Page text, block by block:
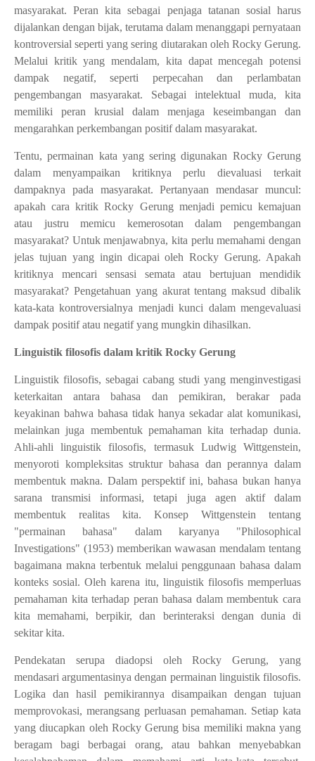
masyarakat. Peran kita sebagai penjaga tatanan sosial harus
dijalankan dengan bijak, terutama dalam menanggapi pernyataan
kontroversial seperti yang sering diutarakan oleh Rocky Gerung.
Melalui kritik yang mendalam, kita dapat mencegah potensi
dampak negatif, seperti perpecahan dan perlambatan
pengembangan masyarakat. Sebagai intelektual muda, kita
memiliki peran krusial dalam menjaga keseimbangan dan
mengarahkan perkembangan positif dalam masyarakat.
Tentu, permainan kata yang sering digunakan Rocky Gerung
dalam menyampaikan kritiknya perlu dievaluasi terkait
dampaknya pada masyarakat. Pertanyaan mendasar muncul:
apakah cara kritik Rocky Gerung menjadi pemicu kemajuan
atau justru memicu kemerosotan dalam pengembangan
masyarakat? Untuk menjawabnya, kita perlu memahami dengan
jelas tujuan yang ingin dicapai oleh Rocky Gerung. Apakah
kritiknya mencari sensasi semata atau bertujuan mendidik
masyarakat? Pengetahuan yang akurat tentang maksud dibalik
kata-kata kontroversialnya menjadi kunci dalam mengevaluasi
dampak positif atau negatif yang mungkin dihasilkan.
Linguistik filosofis dalam kritik Rocky Gerung
Linguistik filosofis, sebagai cabang studi yang menginvestigasi
keterkaitan antara bahasa dan pemikiran, berakar pada
keyakinan bahwa bahasa tidak hanya sekadar alat komunikasi,
melainkan juga membentuk pemahaman kita terhadap dunia.
Ahli-ahli linguistik filosofis, termasuk Ludwig Wittgenstein,
menyoroti kompleksitas struktur bahasa dan perannya dalam
membentuk makna. Dalam perspektif ini, bahasa bukan hanya
sarana transmisi informasi, tetapi juga agen aktif dalam
membentuk realitas kita. Konsep Wittgenstein tentang
"permainan bahasa" dalam karyanya "Philosophical
Investigations" (1953) memberikan wawasan mendalam tentang
bagaimana makna terbentuk melalui penggunaan bahasa dalam
konteks sosial. Oleh karena itu, linguistik filosofis memperluas
pemahaman kita terhadap peran bahasa dalam membentuk cara
kita memahami, berpikir, dan berinteraksi dengan dunia di
sekitar kita.
Pendekatan serupa diadopsi oleh Rocky Gerung, yang
mendasari argumentasinya dengan permainan linguistik filosofis.
Logika dan hasil pemikirannya disampaikan dengan tujuan
memprovokasi, merangsang perluasan pemahaman. Setiap kata
yang diucapkan oleh Rocky Gerung bisa memiliki makna yang
beragam bagi berbagai orang, atau bahkan menyebabkan